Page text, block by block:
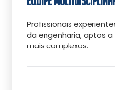
Profissionais
da engenharia, aptos
mais complexos.